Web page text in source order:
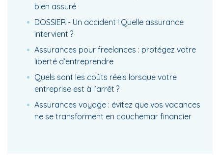
bien assuré
DOSSIER - Un accident ! Quelle assurance
intervient ?
Assurances pour freelances : protégez votre
liberté d’entreprendre
Quels sont les coûts réels lorsque votre
entreprise est à l’arrêt ?
Assurances voyage : évitez que vos vacances
ne se transforment en cauchemar financier